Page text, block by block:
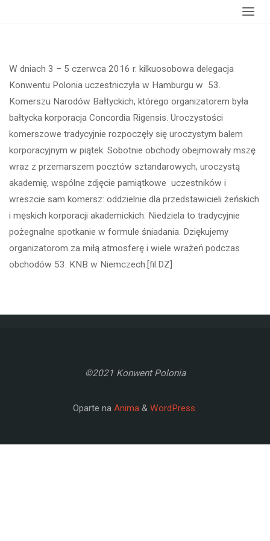
W dniach 3 – 5 czerwca 2016 r. kilkuosobowa delegacja
Konwentu Polonia uczestniczyła w Hamburgu w 53.
Komerszu Narodów Bałtyckich, którego organizatorem była
bałtycka korporacja Concordia Rigensis. Uroczystości
komerszowe tradycyjnie rozpoczęły się uroczystym balem
korporacyjnym w piątek. Sobotnie obchody obejmowały mszę
wraz z przemarszem pocztów sztandarowych, uroczystą
akademię, wspólne zdjęcie pamiątkowe uczestników i
wreszcie sam komersz: oddzielnie dla przedstawicieli żeńskich
i męskich korporacji akademickich. Niedziela to tradycyjnie
pożegnalne spotkanie w formule śniadania. Dziękujemy
organizatorom za miłą atmosferę i wiele wrażeń podczas
obchodów 53. KNB w Niemczech.[fil.DZ]
©2021 Konwent Polonia
Oparte na Anima & WordPress.